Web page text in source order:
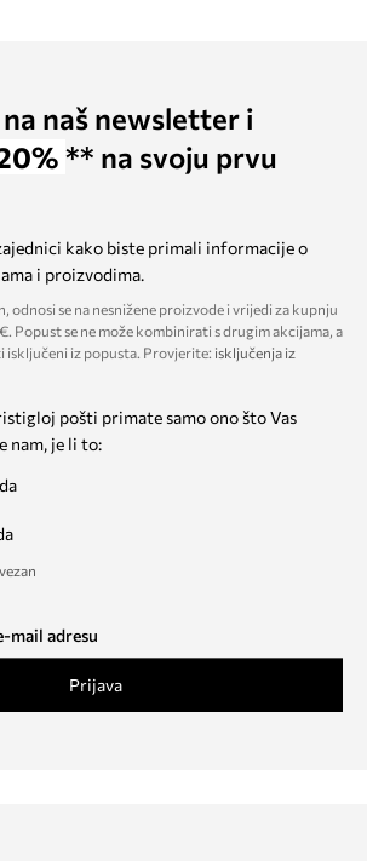
naš newsletter i
** na svoju prvu
kako biste primali informacije o
i proizvodima.
odnosi se na nesnižene proizvode i vrijedi za kupnju
Popust se ne može kombinirati s drugim akcijama, a
isključeni iz popusta. Provjerite: isključenja iz
pošti primate samo ono što Vas
nam, je li to:
Prijava